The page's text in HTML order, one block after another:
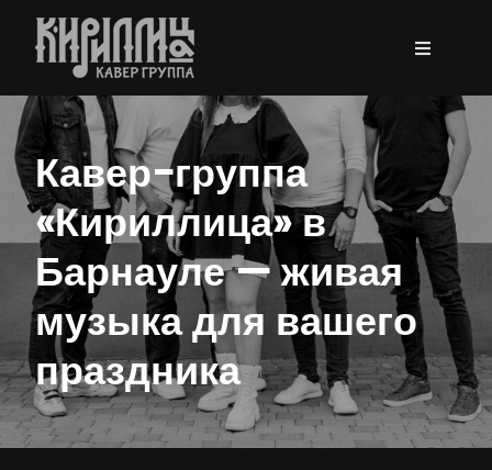
content
Кавер-группа
«Кириллица» в
Барнауле — живая
музыка для вашего
праздника